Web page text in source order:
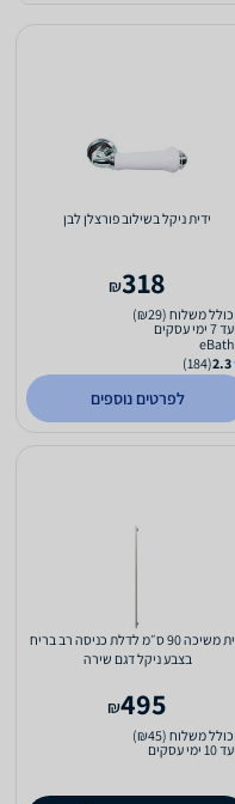
ידית ניקל בשילוב פורצלן לבן
318
₪
כולל משלוח (₪29)
עד 7 ימי עסקים
2.3
(184)
לפרטים נוספים
ידית משיכה 90 ס״מ לדלת כניסה רב בריח
בצבע ניקל דגם שירה
495
₪
כולל משלוח (₪45)
עד 10 ימי עסקים